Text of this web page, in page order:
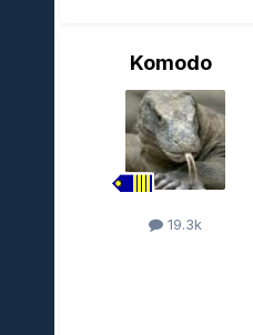
Komodo
19.3k